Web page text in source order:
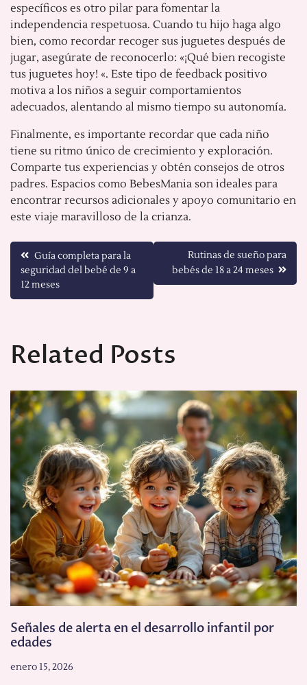
específicos es otro pilar para fomentar la
independencia respetuosa. Cuando tu hijo haga algo
bien, como recordar recoger sus juguetes después de
jugar, asegúrate de reconocerlo: «¡Qué bien recogiste
tus juguetes hoy! «. Este tipo de feedback positivo
motiva a los niños a seguir comportamientos
adecuados, alentando al mismo tiempo su autonomía.
Finalmente, es importante recordar que cada niño
tiene su ritmo único de crecimiento y exploración.
Comparte tus experiencias y obtén consejos de otros
padres. Espacios como BebesMania son ideales para
encontrar recursos adicionales y apoyo comunitario en
este viaje maravilloso de la crianza.
Navegación
de
Guía completa para la
seguridad del bebé de 9 a
12 meses
Rutinas de sueño para
bebés de 18 a 24 meses
Related Posts
Señales de alerta en el desarrollo infantil por
edades
enero 15, 2026